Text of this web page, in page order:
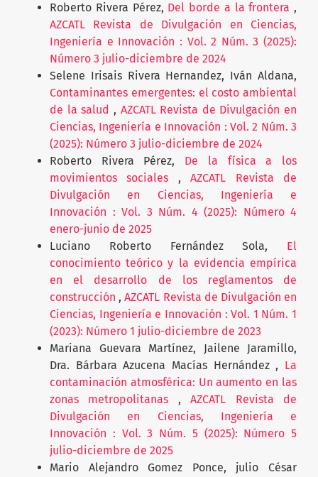
Roberto Rivera Pérez, Del borde a la frontera ,
AZCATL Revista de Divulgación en Ciencias,
Ingeniería e Innovación : Vol. 2 Núm. 3 (2025):
Número 3 julio-diciembre de 2024
Selene Irisais Rivera Hernandez, Iván Aldana,
Contaminantes emergentes: el costo ambiental
de la salud , AZCATL Revista de Divulgación en
Ciencias, Ingeniería e Innovación : Vol. 2 Núm. 3
(2025): Número 3 julio-diciembre de 2024
Roberto Rivera Pérez, De la física a los
movimientos sociales ,AZCATL Revista de
Divulgación en Ciencias, Ingeniería e
Innovación : Vol. 3 Núm. 4 (2025): Número 4
enero-junio de 2025
Luciano Roberto Fernández Sola, El
conocimiento teórico y la evidencia empírica
en el desarrollo de los reglamentos de
construcción,AZCATL Revista de Divulgación en
Ciencias, Ingeniería e Innovación : Vol. 1 Núm. 1
(2023): Número 1 julio-diciembre de 2023
Mariana Guevara Martínez, Jailene Jaramillo,
Dra. Bárbara Azucena Macías Hernández , La
contaminación atmosférica: Un aumento en las
zonas metropolitanas ,AZCATL Revista de
Divulgación en Ciencias, Ingeniería e
Innovación : Vol. 3 Núm. 5 (2025): Número 5
julio-diciembre de 2025
Mario Alejandro Gomez Ponce, julio César